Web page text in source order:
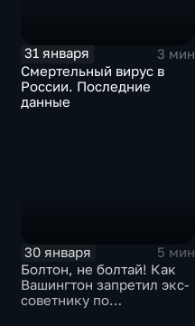
31 января
3 мин
Смертельный вирус в
России. Последние
данные
30 января
5 мин
Болтон, не болтай! Как
Вашингтон запретил экс-
советнику по